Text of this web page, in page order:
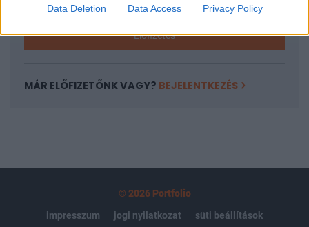
Data Deletion Data Access Privacy Policy
Előfizetés
MÁR ELŐFIZETŐNK VAGY? BEJELENTKEZÉS
© 2026 Portfolio
impresszum
jogi nyilatkozat süti beállítások